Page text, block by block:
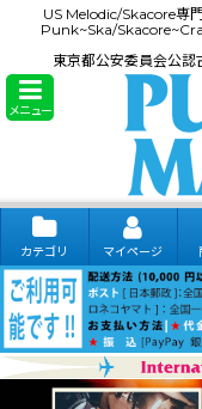
US Melodic/Skacore
Punk~Ska/
東京都公安委員会公
メニュー
カテゴリ マイページ